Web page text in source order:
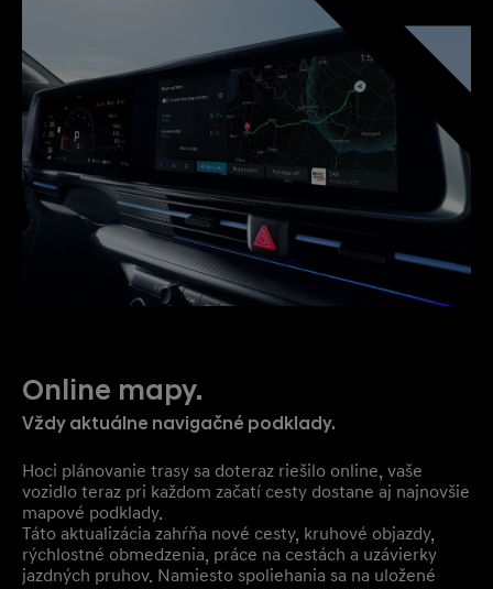
Online mapy.
Vždy aktuálne navigačné podklady.
Hoci plánovanie trasy sa doteraz riešilo online, vaše
vozidlo teraz pri každom začatí cesty dostane aj najnovšie
mapové podklady.
Táto aktualizácia zahŕňa nové cesty, kruhové objazdy,
rýchlostné obmedzenia, práce na cestách a uzávierky
jazdných pruhov. Namiesto spoliehania sa na uložené